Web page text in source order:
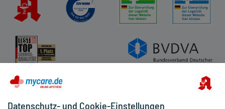
Datenschutz- und Cookie-Einstellungen